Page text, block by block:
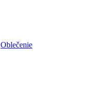
Oblečenie